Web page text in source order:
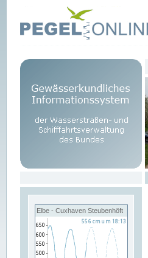
Elbe - Cuxhaven Steubenhöft